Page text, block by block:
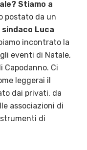
Stiamo a
postato da un
sindaco Luca
incontrato la
eventi di Natale,
Ci
leggerai il
dai privati, da
associazioni di
di